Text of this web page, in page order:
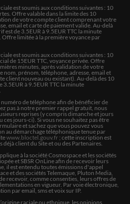
voyante tout ce qu elle ma
elle est sans complaisainse est
y a 4 ans.
est soumis aux conditions suivantes : 10
Offre valable dans la limite des 10
de votre compte client comprenant votre
email et carte de paiement valide. Au-delà
est de 3.5EUR à 9.5EUR TTC la minute
limitée à la première voyance par
est soumis aux conditions suivantes : 10
de 15EUR TTC, voyance privée. Offre
minutes, après validation de votre
prénom, téléphone, adresse, email et
client nouveau ou existant). Au-delà des 10
à 9.5EUR TTC la minute
de téléphone afin de bénéficier de
pas à notre premier rappel gratuit, nous
reprises (y compris dimanche et jours
ces jours-ci). Si vous ne souhaitez pas être
et sachez que vous pouvez vous
au démarchage téléphonique tenue par
www.bloctel.gouv.fr ; cette inscription est
client du Site et ou des Partenaires.
à la société Cosmospace et les sociétés
et SBSR OnLine afin de recevoir leurs
il est entendu toutes émissions d'appel
et des sociétés Telemaque, Pluton Media,
recevoir, comme consenties, leurs offres de
en vigueur. Par voie électronique,
par email, sms et voix sur IP.
raciale ou ethnique, les opinions